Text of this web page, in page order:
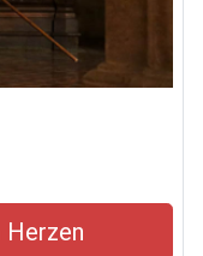
Herzen